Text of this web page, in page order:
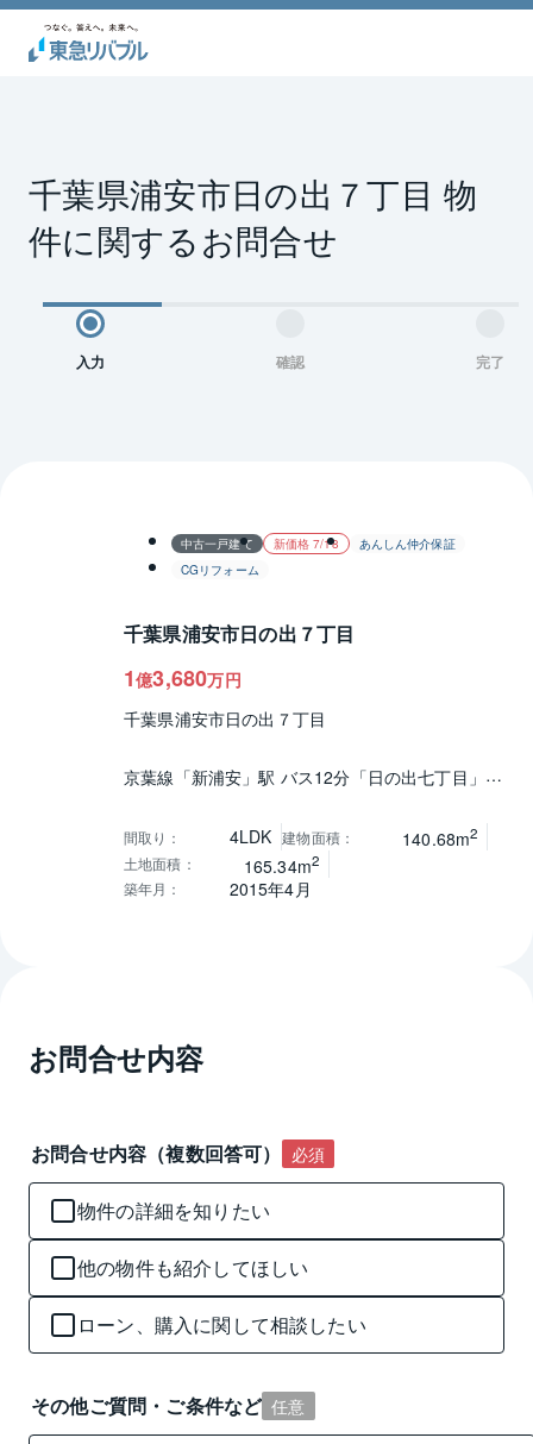
千葉県浦安市日の出７丁目 物
件に関するお問合せ
入力 確認 完了
中古一戸建て 新価格 7/18
あんしん仲介保証
CGリフォーム
千葉県浦安市日の出７丁目
1億3,680万円
千葉県浦安市日の出７丁目
京葉線「新浦安」駅 バス12分「日の出七丁目」停
間取り ： 4LDK 建物面積： 140.68m2
土地面積 ： 165.34m2
築年月 ： 2015年4月
お問合せ内容
お問合せ内容（複数回答可） 必須
物件の詳細を知りたい
他の物件も紹介してほしい
ローン、購入に関して相談したい
その他ご質問・ご条件など 任意